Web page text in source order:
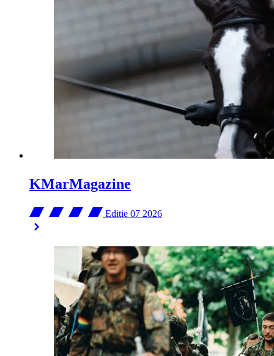
KMarMagazine
Editie 07 2026